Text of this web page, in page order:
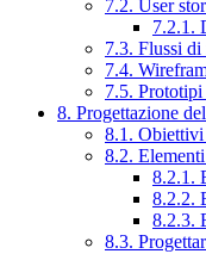
7.2. User
7.2.1.
7.3. Flussi di
7.4.
7.5.
8. Progettazione
8.1. Obiettivi
8.2.
8.2.1.
8.2.2.
8.2.3.
8.3.